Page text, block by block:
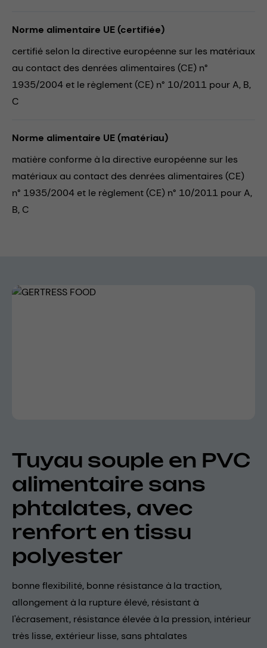
Norme alimentaire UE (certifiée)
certifié selon la directive européenne sur les matériaux
au contact des denrées alimentaires (CE) n°
1935/2004 et le règlement (CE) n° 10/2011 pour A, B,
C
Norme alimentaire UE (matériau)
matière conforme à la directive européenne sur les
matériaux au contact des denrées alimentaires (CE)
n° 1935/2004 et le règlement (CE) n° 10/2011 pour A,
B, C
Skip image gallery
Tuyau souple en PVC
alimentaire sans
phtalates, avec
renfort en tissu
polyester
bonne flexibilité, bonne résistance à la traction,
allongement à la rupture élevé, résistant à
l'écrasement, résistance élevée à la pression, intérieur
très lisse, extérieur lisse, sans phtalates